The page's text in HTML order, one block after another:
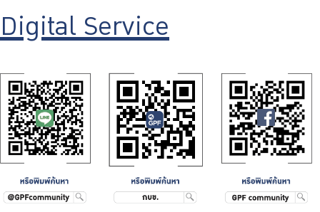
การบริหารความเสี่ยง
รายงานผลการดำเนินงาน
จัดซื้อจัดจ้าง
บริการเจ้าหน้าที่ส่วนราชการ
ร่วมงานกับเรา
ติดต่อเรา
Digital Service